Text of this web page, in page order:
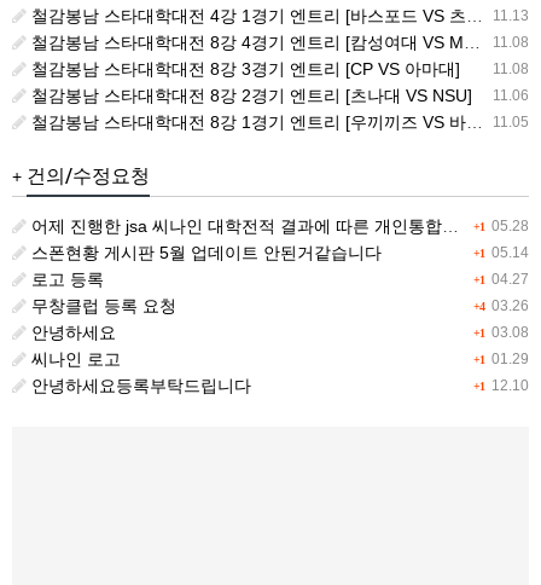
11.13
철감봉남 스타대학대전 4강 1경기 엔트리 [바스포드 VS 츠나대]
11.08
철감봉남 스타대학대전 8강 4경기 엔트리 [캄성여대 VS MSG]
11.08
철감봉남 스타대학대전 8강 3경기 엔트리 [CP VS 아마대]
11.06
철감봉남 스타대학대전 8강 2경기 엔트리 [츠나대 VS NSU]
11.05
철감봉남 스타대학대전 8강 1경기 엔트리 [우끼끼즈 VS 바스포드]
+ 건의/수정요청
+1 05.28
어제 진행한 jsa 씨나인 대학전적 결과에 따른 개인통합랭킹 전적이 갱신이 안됩니다.
+1 05.14
스폰현황 게시판 5월 업데이트 안된거같습니다
+1 04.27
로고 등록
+4 03.26
무창클럽 등록 요청
+1 03.08
안녕하세요
+1 01.29
씨나인 로고
+1 12.10
안녕하세요등록부탁드립니다